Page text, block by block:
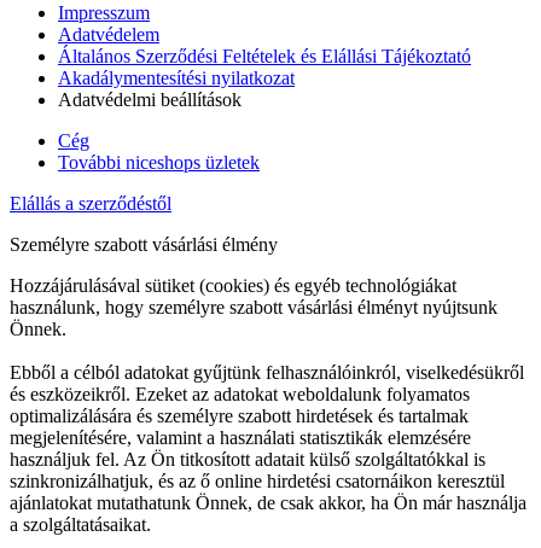
Impresszum
Adatvédelem
Általános Szerződési Feltételek és Elállási Tájékoztató
Akadálymentesítési nyilatkozat
Adatvédelmi beállítások
Cég
További niceshops üzletek
Elállás a szerződéstől
Személyre szabott vásárlási élmény
Hozzájárulásával sütiket (cookies) és egyéb technológiákat
használunk, hogy személyre szabott vásárlási élményt nyújtsunk
Önnek.
Ebből a célból adatokat gyűjtünk felhasználóinkról, viselkedésükről
és eszközeikről. Ezeket az adatokat weboldalunk folyamatos
optimalizálására és személyre szabott hirdetések és tartalmak
megjelenítésére, valamint a használati statisztikák elemzésére
használjuk fel. Az Ön titkosított adatait külső szolgáltatókkal is
szinkronizálhatjuk, és az ő online hirdetési csatornáikon keresztül
ajánlatokat mutathatunk Önnek, de csak akkor, ha Ön már használja
a szolgáltatásaikat.